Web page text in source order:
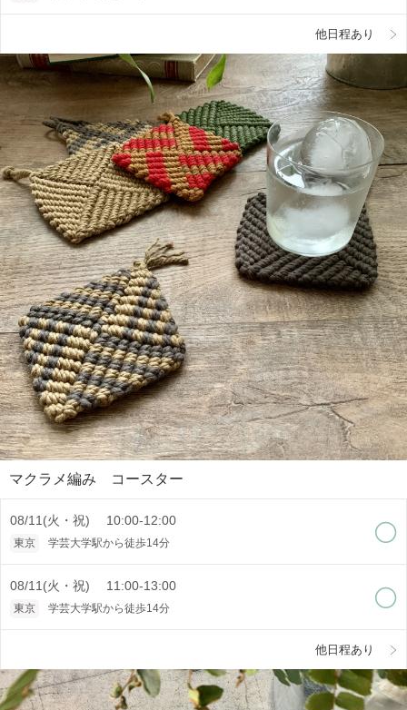
他日程あり
マクラメ編み コースター
08/11(火・祝) 10:00-12:00
東京 学芸大学駅から徒歩14分
08/11(火・祝) 11:00-13:00
東京 学芸大学駅から徒歩14分
他日程あり